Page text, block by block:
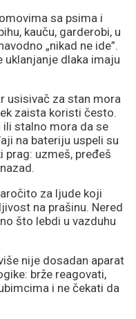
sa psima i
kauču, garderobi, u
„nikad ne ide”.
uklanjanje dlaka imaju
usisivač za stan mora
zaista koristi često.
ili stalno mora da se
na bateriju uspeli su
uzmeš, pređeš
za ljude koji
na prašinu. Nered
što lebdi u vazduhu
nije dosadan aparat
brže reagovati,
i ne čekati da